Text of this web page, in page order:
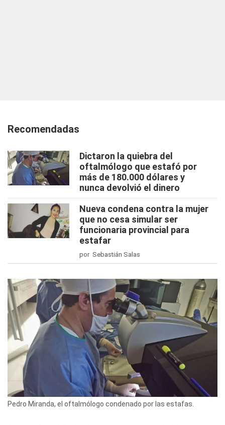
Recomendadas
Dictaron la quiebra del
oftalmólogo que estafó por
más de 180.000 dólares y
nunca devolvió el dinero
Nueva condena contra la mujer
que no cesa simular ser
funcionaria provincial para
estafar
por Sebastián Salas
Pedro Miranda, el oftalmólogo condenado por las estafas.